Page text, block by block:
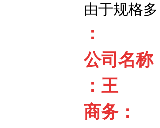
由于规格
：
公司名称
：王
商务：